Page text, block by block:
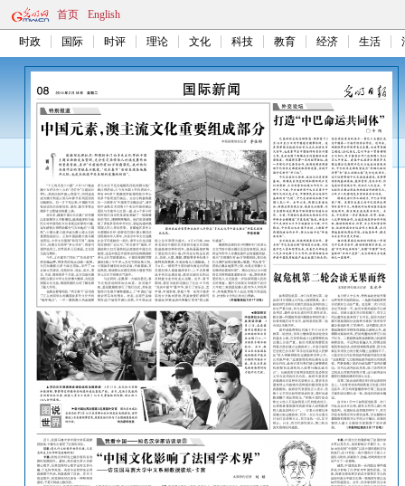
首页 English
时政 国际 时评 理论 文化 科技 教育 经济 生活